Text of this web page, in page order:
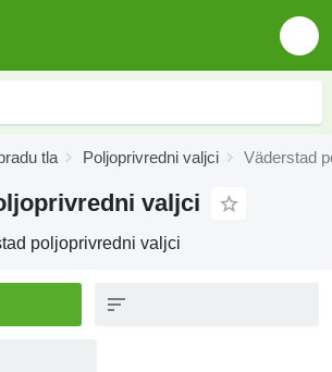
tla Poljoprivredni valjci Väderstad
valjci
poljoprivredni valjci